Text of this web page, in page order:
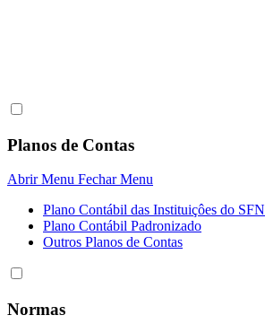
Planos de Contas
Abrir Menu Fechar Menu
Plano Contábil das Instituiçôes do SFN
Plano Contábil Padronizado
Outros Planos de Contas
Normas